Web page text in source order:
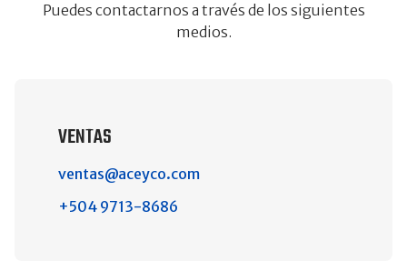
Puedes contactarnos a través de los siguientes
medios.
VENTAS
ventas@aceyco.com
+504 9713-8686